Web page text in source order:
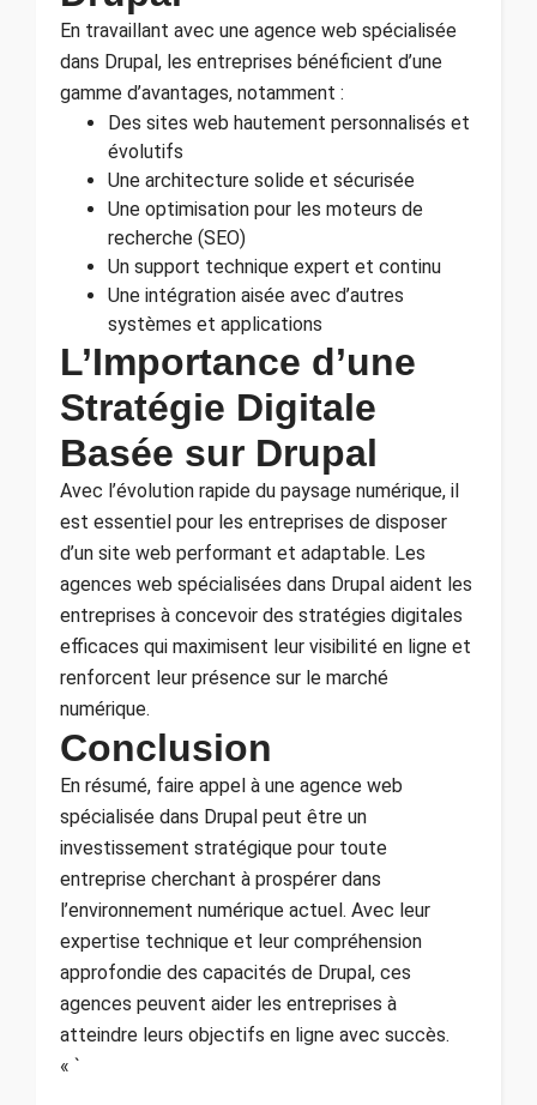
En travaillant avec une agence web spécialisée
dans Drupal, les entreprises bénéficient d’une
gamme d’avantages, notamment :
Des sites web hautement personnalisés et
évolutifs
Une architecture solide et sécurisée
Une optimisation pour les moteurs de
recherche (SEO)
Un support technique expert et continu
Une intégration aisée avec d’autres
systèmes et applications
L’Importance d’une
Stratégie Digitale
Basée sur Drupal
Avec l’évolution rapide du paysage numérique, il
est essentiel pour les entreprises de disposer
d’un site web performant et adaptable. Les
agences web spécialisées dans Drupal aident les
entreprises à concevoir des stratégies digitales
efficaces qui maximisent leur visibilité en ligne et
renforcent leur présence sur le marché
numérique.
Conclusion
En résumé, faire appel à une agence web
spécialisée dans Drupal peut être un
investissement stratégique pour toute
entreprise cherchant à prospérer dans
l’environnement numérique actuel. Avec leur
expertise technique et leur compréhension
approfondie des capacités de Drupal, ces
agences peuvent aider les entreprises à
atteindre leurs objectifs en ligne avec succès.
« `